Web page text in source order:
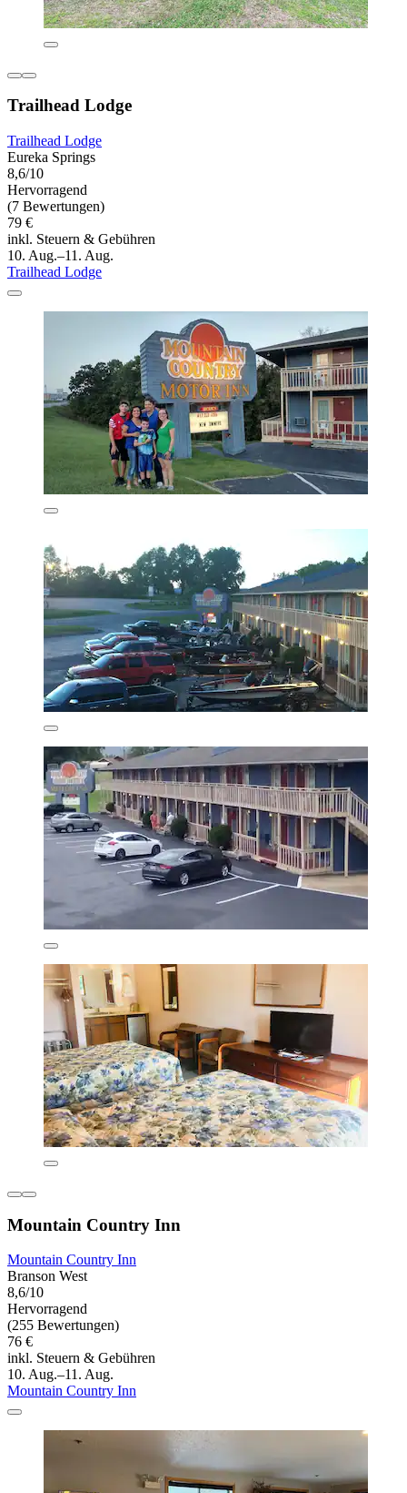
Trailhead Lodge
Trailhead Lodge
Eureka Springs
8,6/10
Hervorragend
(7 Bewertungen)
79 €
inkl. Steuern & Gebühren
10. Aug.–11. Aug.
Trailhead Lodge
Mountain Country Inn
Mountain Country Inn
Branson West
8,6/10
Hervorragend
(255 Bewertungen)
76 €
inkl. Steuern & Gebühren
10. Aug.–11. Aug.
Mountain Country Inn